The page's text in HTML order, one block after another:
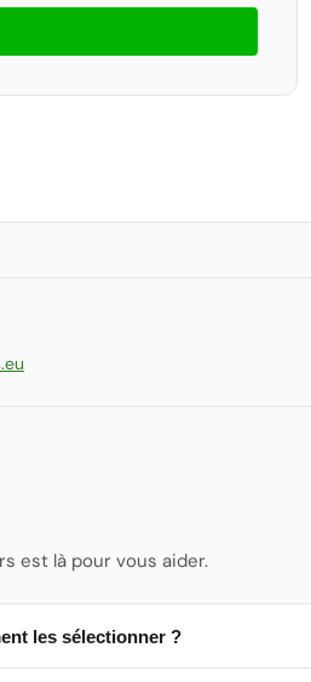
est là pour vous aider.
les sélectionner ?